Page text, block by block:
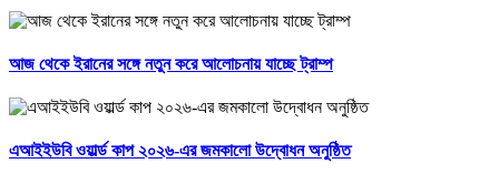
আজ থেকে ইরানের সঙ্গে নতুন করে আলোচনায় যাচ্ছে ট্রাম্প
এআইইউবি ওয়ার্ল্ড কাপ ২০২৬-এর জমকালো উদ্বোধন অনুষ্ঠিত